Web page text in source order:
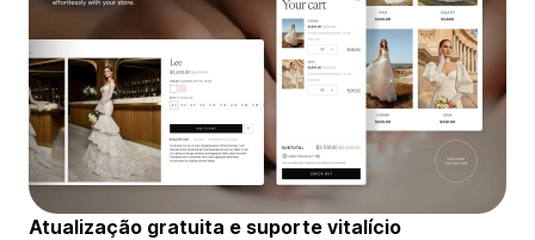
Atualização gratuita e suporte vitalício